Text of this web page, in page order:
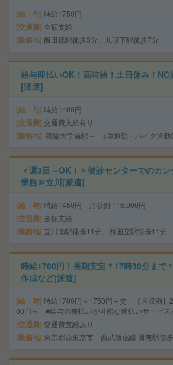
給 与 時給1750円
交通費 全額支給
勤務地 飯田橋駅徒歩3分、九段下駅徒歩7分
給与即払いOK！高時給！土日休み！NC
[派遣]
給 与 時給1400円
交通費 交通費支給有り
勤務地 獨協大学前駅～ ※車通勤・バイク通勤
＜週3日～OK！＞健診センターでのカ
業務＠立川[派遣]
給 与 時給1450円 月収例 116,000円
交通費 全額支給
勤務地 立川南駅徒歩11分、西国立駅徒歩11分
時給1700円！長期安定＊17時30分まで
作成など[派遣]
給 与 時給1700円～1750円＋交 【月収例】
00円～ ■給与の前払いが可能な速払いサービス
交通費 交通費支給あり
勤務地 東京都西東京市 西武新宿線 田無駅徒